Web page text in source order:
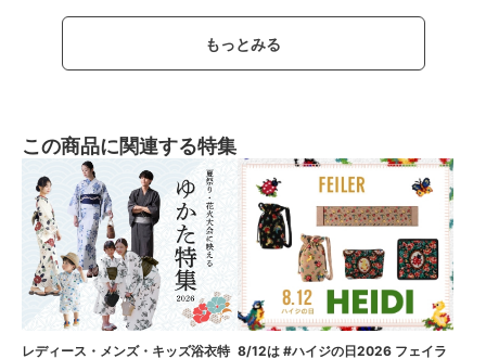
もっとみる
この商品に関連する特集
レディース・メンズ・キッズ浴衣特 8/12は #ハイジの日2026 フェイラ